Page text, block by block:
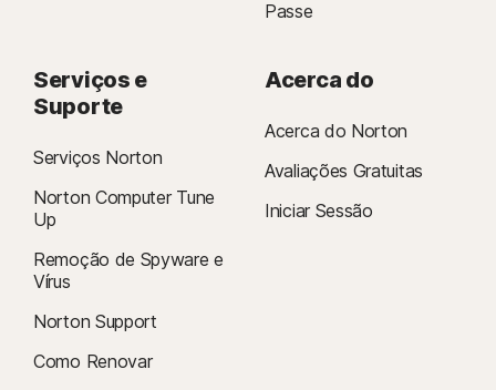
Passe
Serviços e
Suporte
Serviços Norton
Norton Computer Tune
Up
Remoção de Spyware e
Vírus
Norton Support
Como Renovar
Acerca do
Acerca do Norton
Avaliações Gratuitas
Iniciar Sessão